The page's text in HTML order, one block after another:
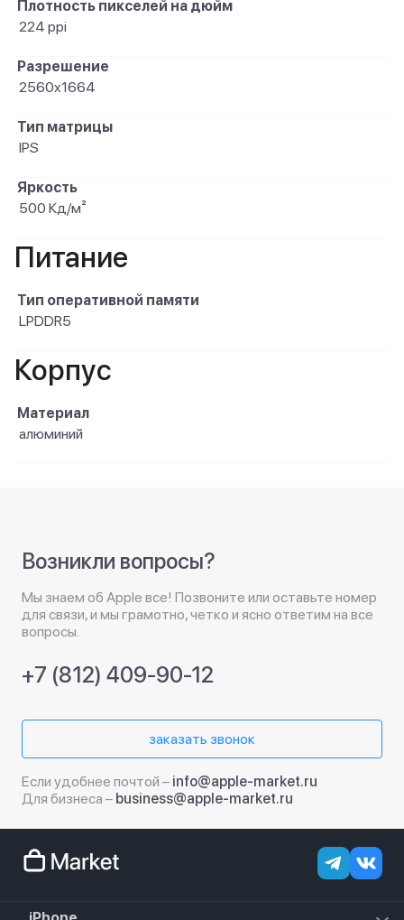
Плотность пикселей на дюйм
224 ppi
Разрешение
2560x1664
Тип матрицы
IPS
Яркость
500 Кд/м²
Питание
Тип оперативной памяти
LPDDR5
Корпус
Материал
алюминий
Возникли вопросы?
Мы знаем об Apple все! Позвоните или оставьте номер
для связи, и мы грамотно, четко и ясно ответим на все
вопросы.
+7 (812) 409-90-12
заказать звонок
Если удобнее почтой – info@apple-market.ru
Для бизнеса – business@apple-market.ru